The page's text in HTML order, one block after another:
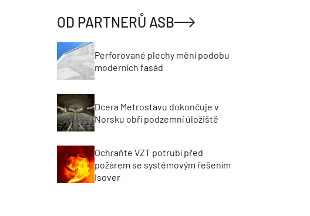
OD PARTNERŮ ASB
Perforované plechy mění podobu
moderních fasád
Dcera Metrostavu dokončuje v
Norsku obří podzemní úložiště
Ochraňte VZT potrubí před
požárem se systémovým řešením
Isover